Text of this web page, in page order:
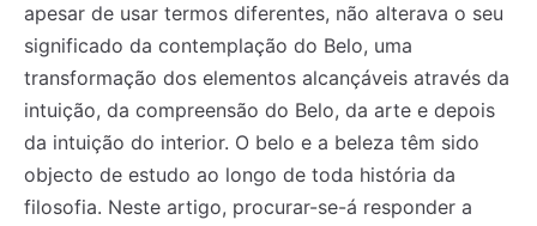
apesar de usar termos diferentes, não alterava o seu
significado da contemplação do Belo, uma
transformação dos elementos alcançáveis através da
intuição, da compreensão do Belo, da arte e depois
da intuição do interior. O belo e a beleza têm sido
objecto de estudo ao longo de toda história da
filosofia. Neste artigo, procurar-se-á responder a